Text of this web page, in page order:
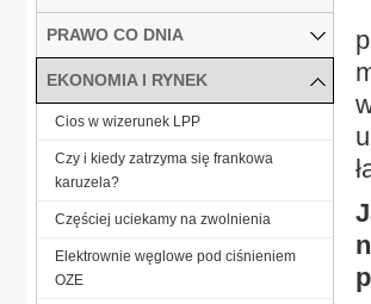
PRAWO CO DNIA
EKONOMIA I RYNEK
Cios w wizerunek LPP
Czy i kiedy zatrzyma się frankowa
karuzela?
Częściej uciekamy na zwolnienia
Elektrownie węglowe pod ciśnieniem
OZE